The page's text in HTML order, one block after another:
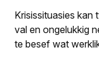
Krisissituasies kan
val en ongelukkig
te besef wat